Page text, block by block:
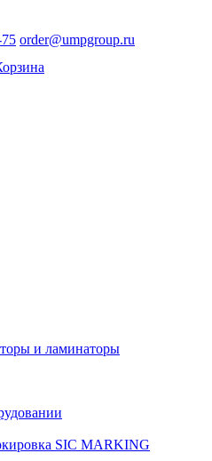
order@umpgroup.ru
и ламинаторы
SIC MARKING